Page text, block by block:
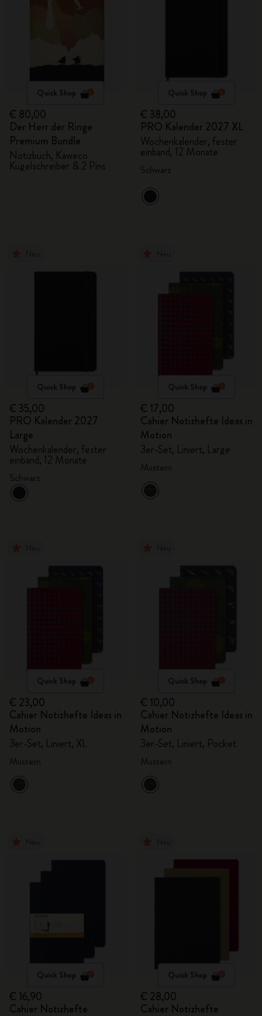
Quick Shop
€ 80,00
Der Herr der Ringe
Premium Bundle
Notizbuch, Kaweco
Kugelschreiber & 2 Pins
Quick Shop
€ 38,00
PRO Kalender 2027 XL
Wochenkalender, fester
einband, 12 Monate
Quick Shop
€ 35,00
PRO Kalender 2027
Large
Wochenkalender, fester
einband, 12 Monate
Quick Shop
€ 17,00
Cahier Notizhefte Ideas in
Motion
3er-Set, Liniert, Large
Quick Shop
€ 23,00
Cahier Notizhefte Ideas in
Motion
3er-Set, Liniert, XL
Quick Shop
€ 10,00
Cahier Notizhefte Ideas in
Motion
3er-Set, Liniert, Pocket
Quick Shop
€ 16,90
Cahier Notizhefte
Quick Shop
€ 28,00
Cahier Notizhefte